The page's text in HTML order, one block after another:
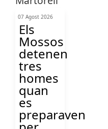
07 Agost 2026
Els
Mossos
detenen
tres
homes
quan
es
preparaven